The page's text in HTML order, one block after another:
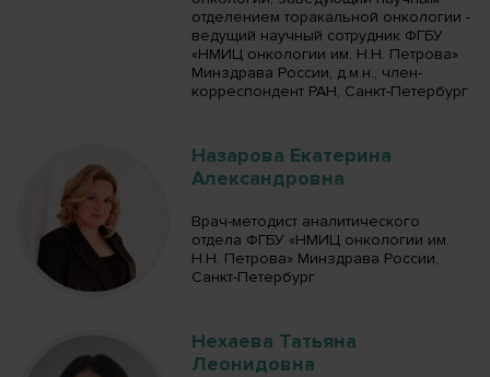
отделением торакальной онкологии -
ведущий научный сотрудник ФГБУ
«НМИЦ онкологии им. Н.Н. Петрова»
Минздрава России, д.м.н., член-
корреспондент РАН, Санкт-Петербург
Назарова Екатерина
Александровна
Врач-методист аналитического
отдела ФГБУ «НМИЦ онкологии им.
Н.Н. Петрова» Минздрава России,
Санкт-Петербург
Нехаева Татьяна
Леонидовна